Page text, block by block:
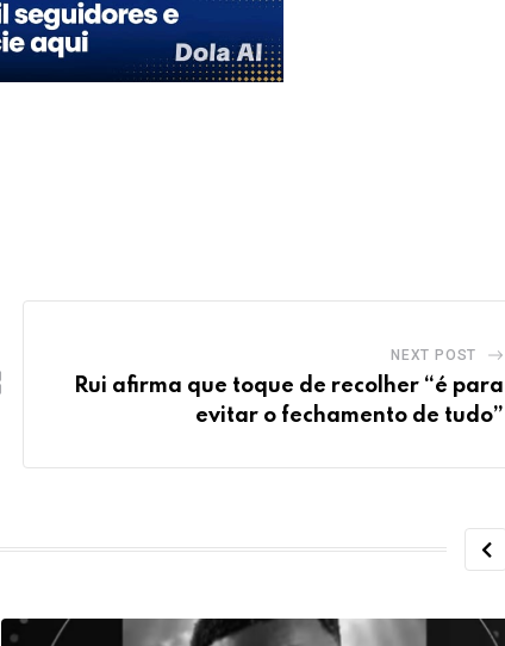
NEXT POST
Rui afirma que toque de recolher “é para
evitar o fechamento de tudo”